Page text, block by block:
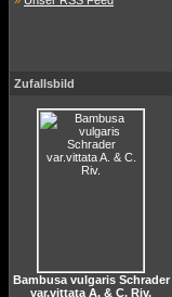
Zufallsbild
Bambusa vulgaris Schrader
var.vittata A. & C. Riv.